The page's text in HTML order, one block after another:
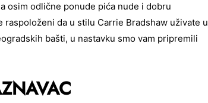
osim odlične ponude pića nude i dobru
da u stilu Carrie Bradshaw uživate u
bašti, u nastavku smo vam pripremili